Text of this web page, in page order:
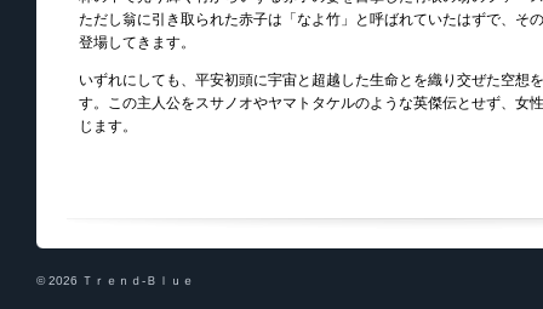
ただし翁に引き取られた赤子は「なよ竹」と呼ばれていたはずで、そ
登場してきます。
いずれにしても、平安初頭に宇宙と超越した生命とを織り交ぜた空想
す。この主人公をスサノオやヤマトタケルのような英傑伝とせず、女
じます。
© 2026 Ｔｒｅｎｄ-Ｂｌｕｅ